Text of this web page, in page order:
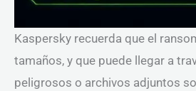
Kaspersky recuerda que el
tamaños, y que puede llegar a
peligrosos o archivos adjuntos